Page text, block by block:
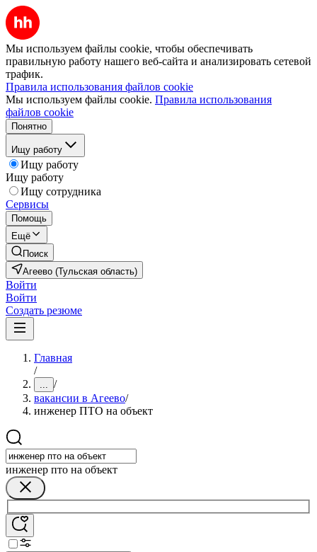
Мы используем файлы cookie, чтобы обеспечивать
правильную работу нашего веб-сайта и анализировать сетевой
трафик.
Правила использования файлов cookie
Мы используем файлы cookie. Правила использования
файлов cookie
Понятно
Ищу работу
Ищу работу
Ищу работу
Ищу сотрудника
Сервисы
Помощь
Ещё
Поиск
Агеево (Тульская область)
Войти
Войти
Создать резюме
Главная
/
... /
вакансии в Агеево/
инженер ПТО на объект
инженер пто на объект